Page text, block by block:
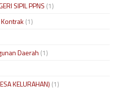
SIPIL PPNS (1)
(1)
Daerah (1)
KELURAHAN) (1)